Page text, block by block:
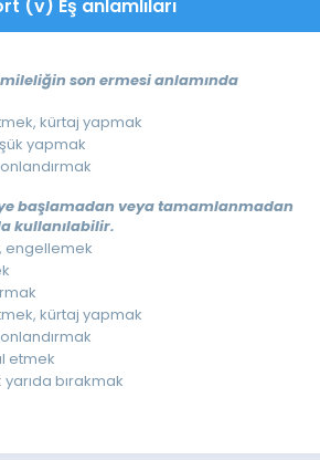
(v) Eş anlamlıları
son ermesi anlamında
kürtaj yapmak
yapmak
başlamadan veya tamamlanmadan
kullanılabilir.
engellemek
kürtaj yapmak
etmek
: yarıda bırakmak